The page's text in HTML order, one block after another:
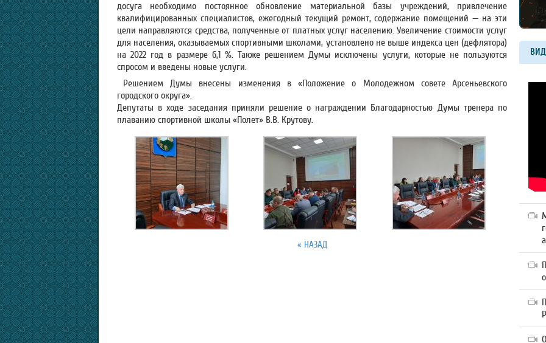
досуга необходимо постоянное обновление материальной базы учреждений, привлечение
квалифицированных специалистов, ежегодный текущий ремонт, содержание помещений — на эти
цели направляются средства, полученные от платных услуг населению. Увеличение стоимости услуг
для населения, оказываемых спортивными школами, установлено не выше индекса цен (дефлятора)
на 2022 год в размере 6,1 %. Также решением Думы исключены услуги, которые не пользуются
спросом и введены новые услуги.
Решением Думы внесены изменения в «Положение о Молодежном совете Арсеньевского
городского округа».
Депутаты в ходе заседания приняли решение о награждении Благодарностью Думы тренера по
плаванию спортивной школы «Полет» В.В. Крутову.
« НАЗАД